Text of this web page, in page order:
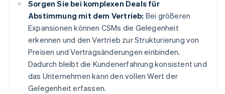
Sorgen Sie bei komplexen Deals für
Abstimmung mit dem Vertrieb: Bei größeren
Expansionen können CSMs die Gelegenheit
erkennen und den Vertrieb zur Strukturierung von
Preisen und Vertragsänderungen einbinden.
Dadurch bleibt die Kundenerfahrung konsistent und
das Unternehmen kann den vollen Wert der
Gelegenheit erfassen.